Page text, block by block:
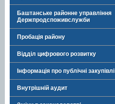
Баштанське районне управління
Держпродспоживслужби
Пробація району
Відділ цифрового розвитку
Інформація про публічні закупівлі
Внутрішній аудит